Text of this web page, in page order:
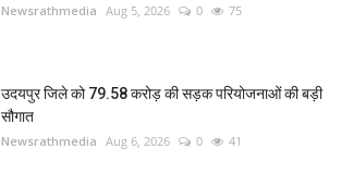
Newsrathmedia Aug 5, 2026 0 75
उदयपुर जिले को 79.58 करोड़ की सड़क परियोजनाओं की बड़ी
सौगात
Newsrathmedia Aug 6, 2026 0 41